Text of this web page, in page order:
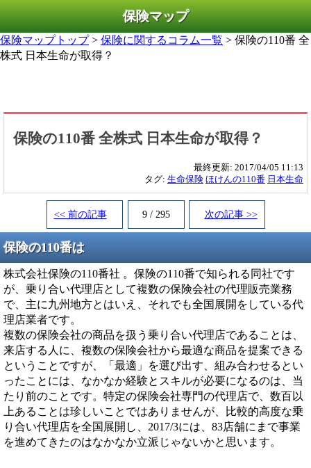
保険マップ
保険マップトップ> 保険に関するコラム一覧 > 保険の110番 全
株式 日本生命が取得？
保険の110番 全株式 日本生命が取得？
最終更新: 2017/04/05 11:13
タグ: 生命保険 ほけんの110番 日本生命
<< 前の記事 9 / 295 次の記事 >>
保険の110番は
株式会社保険の110番社 。保険の110番で知られる同社です
が、乗り合い代理店として複数の保険会社の代理販売業務
で、主に九州地方とはいえ、それでも全国展開をしている代
理店業者です。
複数の保険会社の商品を扱う乗り合い代理店であることは、
来店する人に、複数の保険会社から最適な商品を提案できる
ということですが、「最適」を選び出す、組み合わせるとい
ったことには、なかなか経験とスキルが必要になるのは、当
たり前のことです。特定の保険会社専門の代理店で、数百以
上あることは珍しいことではありませんが、比較的高度な乗
り合い代理店を全国展開し、2017/3には、83店舗にまで事業
を進めてきたのはなかなか立派じゃないかと思います。